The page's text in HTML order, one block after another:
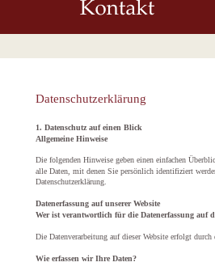
Datenschutzerklärung
1. Datenschutz auf einen Blick
Allgemeine Hinweise
Die folgenden Hinweise geben einen einfachen
alle Daten, mit denen Sie persönlich identifiziert
Datenschutzerklärung.
Datenerfassung auf unserer Website
Wer ist verantwortlich für die Datenerfassung auf
Die Datenverarbeitung auf dieser Website erfolgt
Wie erfassen wir Ihre Daten?